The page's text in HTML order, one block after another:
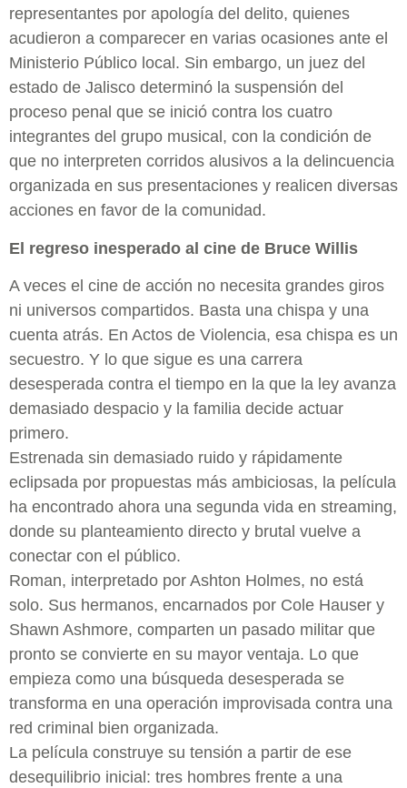
representantes por apología del delito, quienes
acudieron a comparecer en varias ocasiones ante el
Ministerio Público local. Sin embargo, un juez del
estado de Jalisco determinó la suspensión del
proceso penal que se inició contra los cuatro
integrantes del grupo musical, con la condición de
que no interpreten corridos alusivos a la delincuencia
organizada en sus presentaciones y realicen diversas
acciones en favor de la comunidad.
El regreso inesperado al cine de Bruce Willis
A veces el cine de acción no necesita grandes giros
ni universos compartidos. Basta una chispa y una
cuenta atrás. En Actos de Violencia, esa chispa es un
secuestro. Y lo que sigue es una carrera
desesperada contra el tiempo en la que la ley avanza
demasiado despacio y la familia decide actuar
primero.
Estrenada sin demasiado ruido y rápidamente
eclipsada por propuestas más ambiciosas, la película
ha encontrado ahora una segunda vida en streaming,
donde su planteamiento directo y brutal vuelve a
conectar con el público.
Roman, interpretado por Ashton Holmes, no está
solo. Sus hermanos, encarnados por Cole Hauser y
Shawn Ashmore, comparten un pasado militar que
pronto se convierte en su mayor ventaja. Lo que
empieza como una búsqueda desesperada se
transforma en una operación improvisada contra una
red criminal bien organizada.
La película construye su tensión a partir de ese
desequilibrio inicial: tres hombres frente a una